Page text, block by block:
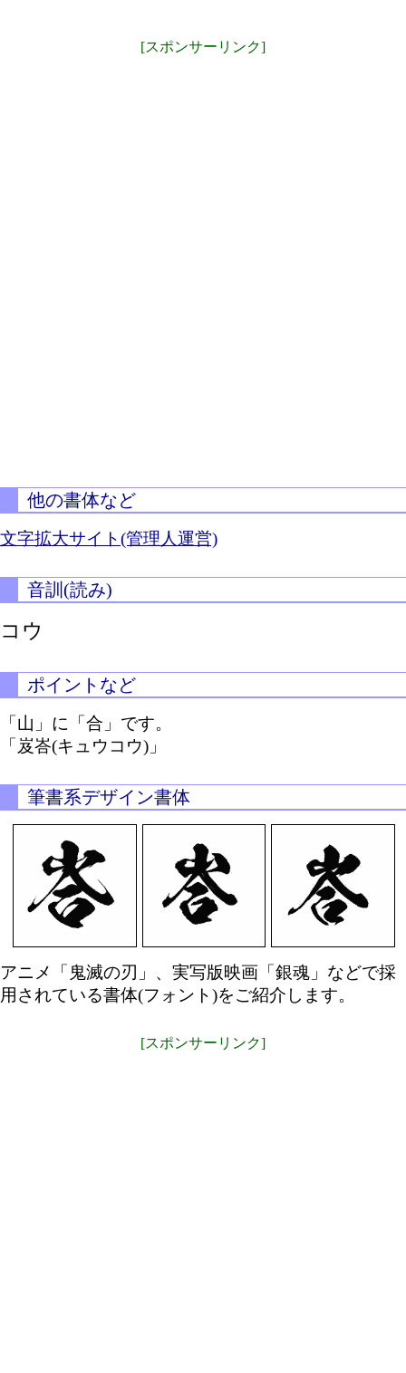
[スポンサーリンク]
他の書体など
文字拡大サイト(管理人運営)
音訓(読み)
コウ
ポイントなど
「山」に「合」です。
「岌峇(キュウコウ)」
筆書系デザイン書体
アニメ「鬼滅の刃」、実写版映画「銀魂」などで採
用されている書体(フォント)をご紹介します。
[スポンサーリンク]